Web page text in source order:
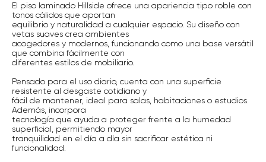
El piso laminado Hillside ofrece una apariencia tipo roble con
tonos cálidos que aportan
equilibrio y naturalidad a cualquier espacio. Su diseño con
vetas suaves crea ambientes
acogedores y modernos, funcionando como una base versátil
que combina fácilmente con
diferentes estilos de mobiliario.
Pensado para el uso diario, cuenta con una superficie
resistente al desgaste cotidiano y
fácil de mantener, ideal para salas, habitaciones o estudios.
Además, incorpora
tecnología que ayuda a proteger frente a la humedad
superficial, permitiendo mayor
tranquilidad en el día a día sin sacrificar estética ni
funcionalidad.